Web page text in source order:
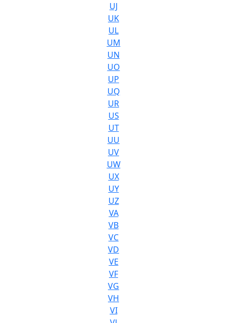
UJ
UK
UL
UM
UN
UO
UP
UQ
UR
US
UT
UU
UV
UW
UX
UY
UZ
VA
VB
VC
VD
VE
VF
VG
VH
VI